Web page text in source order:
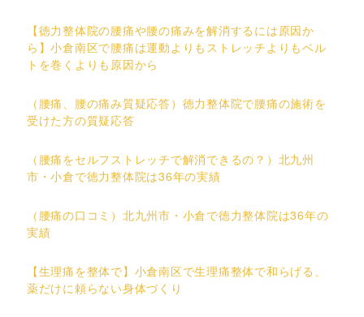
【徳力整体院の腰痛や腰の痛みを解消するには原因か
ら】小倉南区で腰痛は運動よりもストレッチよりもベル
トを巻くよりも原因から
（腰痛、腰の痛み質疑応答）徳力整体院で腰痛の施術を
受けた方の質疑応答
（腰痛をセルフストレッチで解消できるの？）北九州
市・小倉で徳力整体院は36年の実績
（腰痛の口コミ）北九州市・小倉で徳力整体院は36年の
実績
【生理痛を整体で】小倉南区で生理痛整体で和らげる、
薬だけに頼らない身体づくり